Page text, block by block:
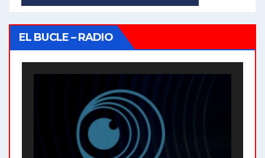
EL BUCLE – RADIO